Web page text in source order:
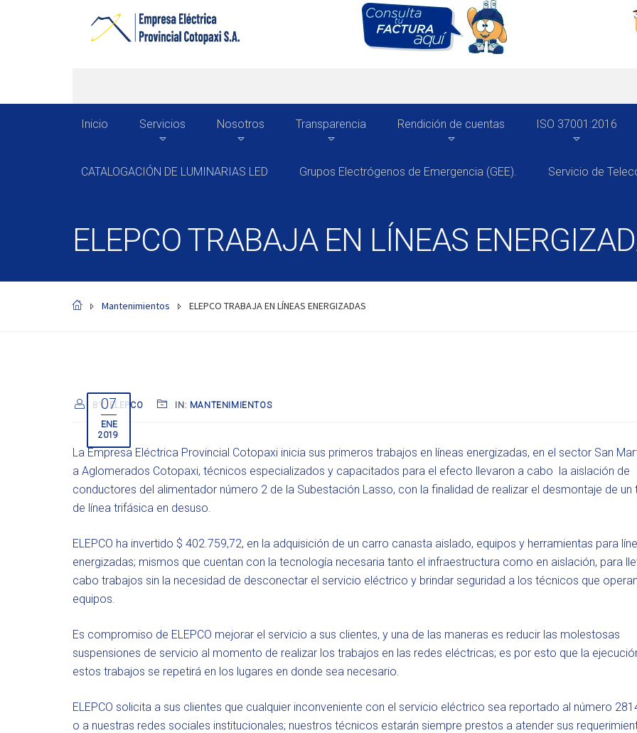
Inicio Servicios Nosotros Transparencia Rendición de cuentas ISO 37001:2016
CATALOGACIÓN DE LUMINARIAS LED Grupos Electrógenos de Emergencia (GEE). Servicio de
ELEPCO TRABAJA EN LÍNEAS
Mantenimientos ELEPCO TRABAJA EN LÍNEAS ENERGIZADAS
07
ENE
2019
BY: ELEPCO IN: MANTENIMIENTOS
La Empresa Eléctrica Provincial Cotopaxi inicia sus primeros trabajos en líneas energizadas, en el sector San
a Aglomerados Cotopaxi, técnicos especializados y capacitados para el efecto llevaron a cabo la aislación de
conductores del alimentador número 2 de la Subestación Lasso, con la finalidad de realizar el desmontaje de un
de línea trifásica en desuso.
ELEPCO ha invertido $ 402.759,72, en la adquisición de un carro canasta aislado, equipos y herramientas para
energizadas; mismos que cuentan con la tecnología necesaria tanto el infraestructura como en aislación, para
cabo trabajos sin la necesidad de desconectar el servicio eléctrico y brindar seguridad a los técnicos que
equipos.
Es compromiso de ELEPCO mejorar el servicio a sus clientes, y una de las maneras es reducir las molestosas
suspensiones de servicio al momento de realizar los trabajos en las redes eléctricas; es por esto que la
estos trabajos se repetirá en los lugares en donde sea necesario.
ELEPCO solicita a sus clientes que cualquier inconveniente con el servicio eléctrico sea reportado al número
o a nuestras redes sociales institucionales; nuestros técnicos estarán siempre prestos a atender sus